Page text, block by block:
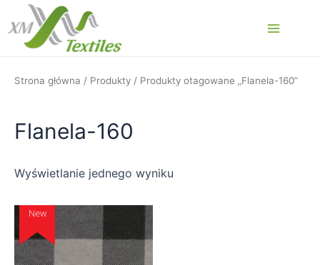
Przejdź
do
treści
Strona główna / Produkty / Produkty otagowane „Flanela-160”
Flanela-160
Wyświetlanie jednego wyniku
New